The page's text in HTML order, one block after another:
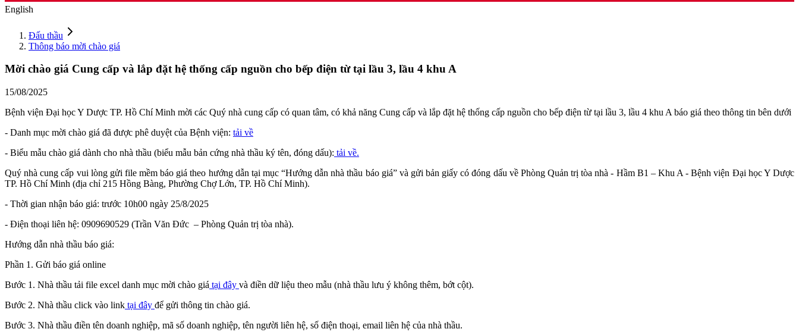
English
Đấu thầu
Thông báo mời chào giá
Mời chào giá Cung cấp và lắp đặt hệ thống cấp nguồn cho bếp điện từ tại lầu 3, lầu 4 khu A
15/08/2025
Bệnh viện Đại học Y Dược TP. Hồ Chí Minh mời các Quý nhà cung cấp có quan tâm, có khả năng Cung cấp và lắp đặt hệ thống cấp nguồn cho bếp điện từ tại lầu 3, lầu 4 khu A báo giá theo thông tin bên dưới
- Danh mục mời chào giá đã được phê duyệt của Bệnh viện: tải về
- Biểu mẫu chào giá dành cho nhà thầu (biểu mẫu bản cứng nhà thầu ký tên, đóng dấu): tải về.
Quý nhà cung cấp vui lòng gửi file mềm báo giá theo hướng dẫn tại mục “Hướng dẫn nhà thầu báo giá” và gửi bản giấy có đóng dấu về Phòng Quản trị tòa nhà - Hầm B1 – Khu A - Bệnh viện Đại học Y Dược
TP. Hồ Chí Minh (địa chỉ 215 Hồng Bàng, Phường Chợ Lớn, TP. Hồ Chí Minh).
- Thời gian nhận báo giá: trước 10h00 ngày 25/8/2025
- Điện thoại liên hệ: 0909690529 (Trần Văn Đức – Phòng Quản trị tòa nhà).
Hướng dẫn nhà thầu báo giá:
Phần 1. Gửi báo giá online
Bước 1. Nhà thầu tải file excel danh mục mời chào giá tại đây và điền dữ liệu theo mẫu (nhà thầu lưu ý không thêm, bớt cột).
Bước 2. Nhà thầu click vào link tại đây để gửi thông tin chào giá.
Bước 3. Nhà thầu điền tên doanh nghiệp, mã số doanh nghiệp, tên người liên hệ, số điện thoại, email liên hệ của nhà thầu.